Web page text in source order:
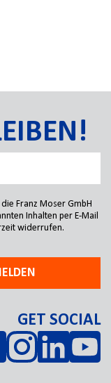
Franz Moser GmbH
Inhalten per E-Mail
widerrufen.
GET SOCIAL